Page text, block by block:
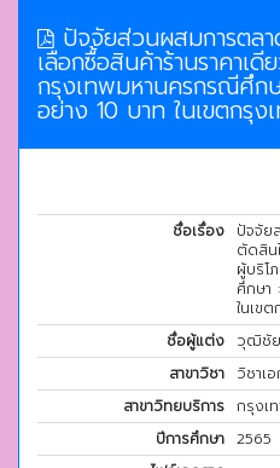
ปัจจัยส่วนผสมการตล
เลือกซื้อสินค้าร้านราคาเ
กรุงเทพมหานครกรณีศึก
อย่าง 10 บาท ในเขตกรุง
ชื่อเรื่อง
ปัจจัย
ตัดสิน
ผู้บริโ
ศึกษา
ในเข
ชื่อผู้แต่ง
วุฒิชั
สาขาวิชา
วิชาเ
สาขาวิทยบริการ กรุงเ
ปีการศึกษา 2565